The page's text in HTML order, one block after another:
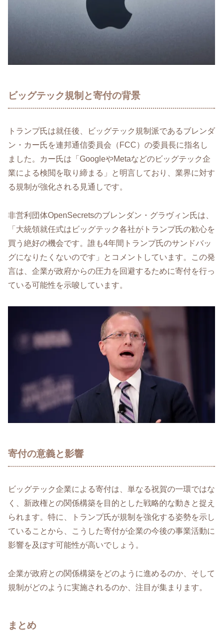
ビッグテック規制と寄付の背景
トランプ氏は就任後、ビッグテック規制派であるブレンダ
ン・カー氏を連邦通信委員会（FCC）の委員長に指名し
ました。カー氏は「GoogleやMetaなどのビッグテック企
業による検閲を取り締まる」と明言しており、業界に対す
る規制が強化される見通しです。
非営利団体OpenSecretsのブレンダン・グラヴィン氏は、
「大統領就任式はビッグテック各社がトランプ氏の歓心を
買う絶好の機会です。誰も4年間トランプ氏のサンドバッ
グになりたくないのです」とコメントしています。この発
言は、企業が政府からの圧力を回避するために寄付を行っ
ている可能性を示唆しています。
寄付の意義と影響
ビッグテック企業による寄付は、単なる祝賀の一環ではな
く、新政権との関係構築を目的とした戦略的な動きと捉え
られます。特に、トランプ氏が規制を強化する姿勢を示し
ていることから、こうした寄付が企業の今後の事業活動に
影響を及ぼす可能性が高いでしょう。
企業が政府との関係構築をどのように進めるのか、そして
規制がどのように実施されるのか、注目が集まります。
まとめ